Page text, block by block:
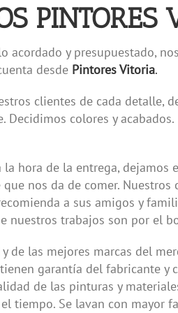
PINTORES
y presupuestado,
desde Pintores Vitoria.
clientes de cada detalle,
colores y
hora de la entrega, dejamos
nos da de comer.
a sus amigos y
nuestros trabajos son por el
las mejores marcas del
garantía del fabricante
de las pinturas y
tiempo. Se lavan con mayor